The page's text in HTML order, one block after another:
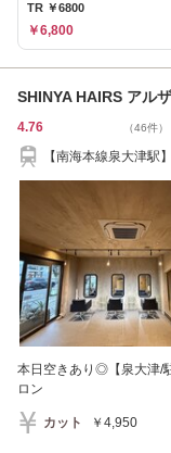
TR ￥6800
￥6,800
SHINYA HAIRS アル
4.76 （46件）
【南海本線泉大津駅
本日空きあり◎【泉大津/
ロン
カット ￥4,950